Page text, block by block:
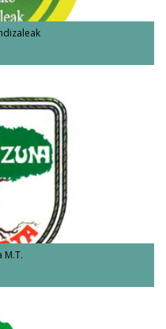
M.T.